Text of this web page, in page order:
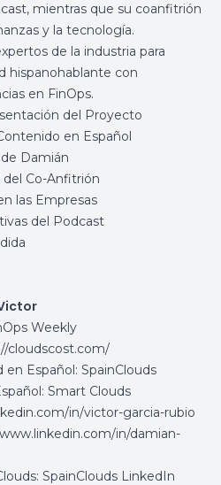
mientras que su coanfitrión
y la tecnología.
de la industria para
hispanohablante con
en FinOps.
del Proyecto
en Español
Damián
Co-Anfitrión
las Empresas
del Podcast
Weekly
cloudscost.com/
en Español: SpainClouds
Smart Clouds
in/victor-garcia-rubio
in/damian-
SpainClouds LinkedIn